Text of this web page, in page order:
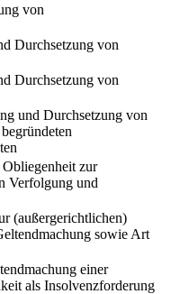
von
Durchsetzung von
Durchsetzung von
und Durchsetzung von
zur
Verfolgung und
(außergerichtlichen)
sowie Art
einer
als Insolvenzforderung